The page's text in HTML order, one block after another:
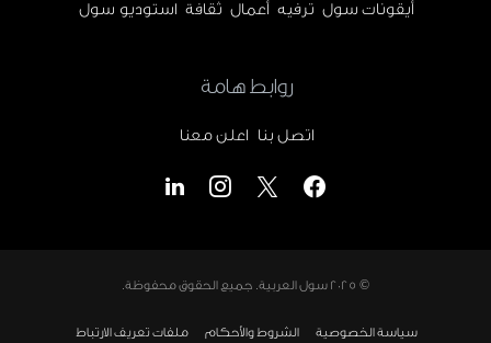
أيقونات سول ترفيه أعمال ثقافة استوديو سول
روابط هامة
اتصل بنا اعلن معنا
© 2025 سول العربية. جميع الحقوق محفوظة.
سياسة الخصوصية الشروط والأحكام ملفات تعريف الارتباط